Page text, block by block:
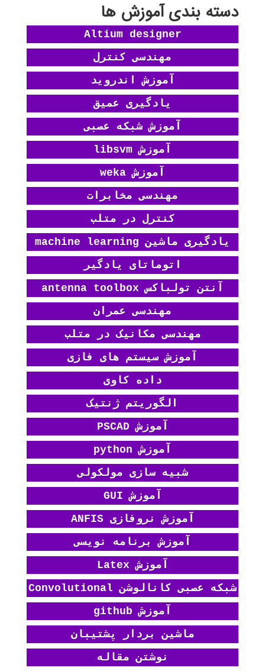
دسته بندی آموزش ها
Altium designer
مهندسی کنترل
آموزش اندروید
یادگیری عمیق
آموزش شبکه عصبی
آموزش libsvm
آموزش weka
مهندسی مخابرات
کنترل در متلب
یادگیری ماشین machine learning
اتوماتای یادگیر
آنتن تولباکس antenna toolbox
مهندسی عمران
مهندسی مکانیک در متلب
آموزش سیستم های فازی
داده کاوی
الگوریتم ژنتیک
آموزش PSCAD
آموزش python
شبیه سازی مولکولی
آموزش GUI
آموزش نروفازی ANFIS
آموزش برنامه نویسی
آموزش Latex
شبکه عصبی کانالوشن Convolutional
آموزش github
ماشین بردار پشتیبان
نوشتن مقاله